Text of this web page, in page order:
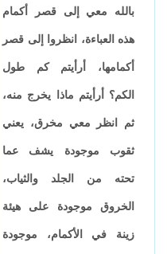
بالله معي إلى قصر أكمام
هذه العباءة، انظروا إلى قصر
أكمامها، أرأيتم كم طول
الكم؟ أرأيتم ماذا يخرج منه،
ثم انظر معي مخرق، يعني
ثقوب موجودة يشف عما
تحته من الجلد والثياب،
الخروق موجودة على هيئة
زينة في الأكمام، موجودة